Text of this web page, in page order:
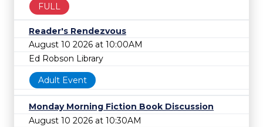
FULL
Reader's Rendezvous
August 10 2026 at 10:00AM
Ed Robson Library
Adult Event
Monday Morning Fiction Book Discussion
August 10 2026 at 10:30AM